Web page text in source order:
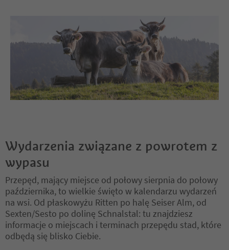
Wydarzenia związane z powrotem z
wypasu
Przepęd, mający miejsce od połowy sierpnia do połowy
października, to wielkie święto w kalendarzu wydarzeń
na wsi. Od płaskowyżu Ritten po halę Seiser Alm, od
Sexten/Sesto po dolinę Schnalstal: tu znajdziesz
informacje o miejscach i terminach przepędu stad, które
odbędą się blisko Ciebie.